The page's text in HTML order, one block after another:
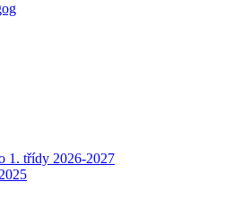
1. třídy 2026-2027